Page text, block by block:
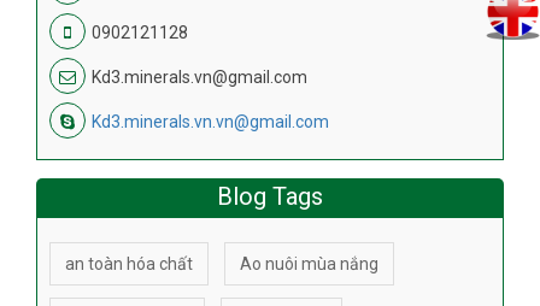
0902121128
Kd3.minerals.vn@gmail.com
Kd3.minerals.vn.vn@gmail.com
Blog Tags
an toàn hóa chất Ao nuôi mùa nắng